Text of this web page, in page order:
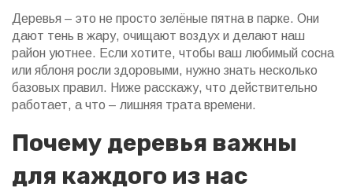
Деревья – это не просто зелёные пятна в парке. Они
дают тень в жару, очищают воздух и делают наш
район уютнее. Если хотите, чтобы ваш любимый сосна
или яблоня росли здоровыми, нужно знать несколько
базовых правил. Ниже расскажу, что действительно
работает, а что – лишняя трата времени.
Почему деревья важны
для каждого из нас